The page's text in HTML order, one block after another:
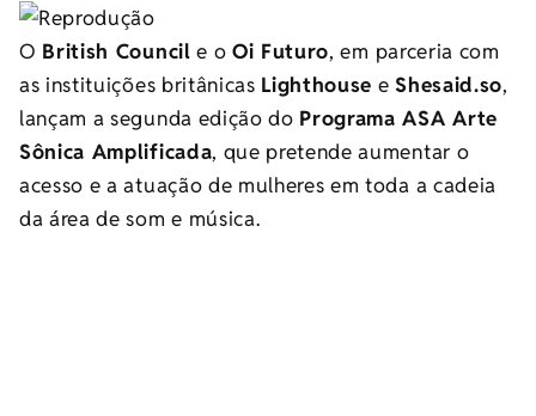
O British Council e o Oi Futuro, em parceria com
as instituições britânicas Lighthouse eShesaid.so,
lançam a segunda edição do Programa ASA Arte
Sônica Amplificada, que pretende aumentar o
acesso e a atuação de mulheres em toda a cadeia
da área de som e música.